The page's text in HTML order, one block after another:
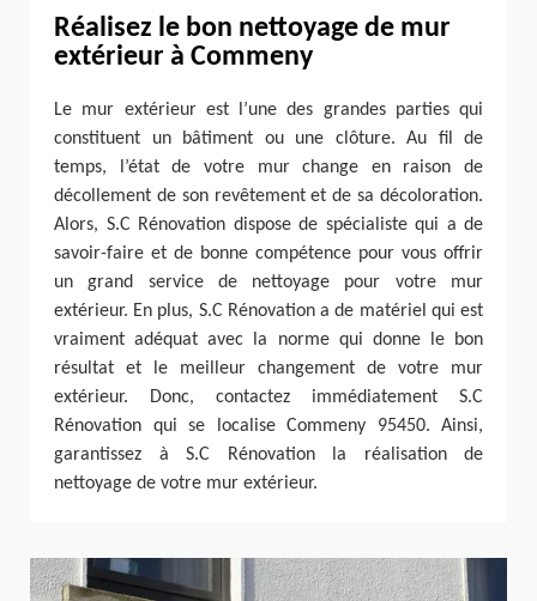
Réalisez le bon nettoyage de mur
extérieur à Commeny
Le mur extérieur est l’une des grandes parties qui
constituent un bâtiment ou une clôture. Au fil de
temps, l’état de votre mur change en raison de
décollement de son revêtement et de sa décoloration.
Alors, S.C Rénovation dispose de spécialiste qui a de
savoir-faire et de bonne compétence pour vous offrir
un grand service de nettoyage pour votre mur
extérieur. En plus, S.C Rénovation a de matériel qui est
vraiment adéquat avec la norme qui donne le bon
résultat et le meilleur changement de votre mur
extérieur. Donc, contactez immédiatement S.C
Rénovation qui se localise Commeny 95450. Ainsi,
garantissez à S.C Rénovation la réalisation de
nettoyage de votre mur extérieur.